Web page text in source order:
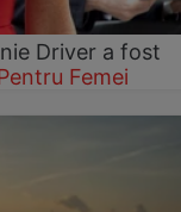
Driver a fost
Femei